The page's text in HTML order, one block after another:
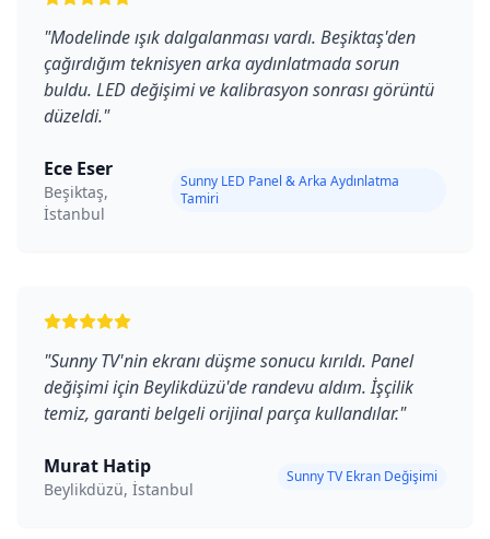
"Modelinde ışık dalgalanması vardı. Beşiktaş'den
çağırdığım teknisyen arka aydınlatmada sorun
buldu. LED değişimi ve kalibrasyon sonrası görüntü
düzeldi."
Ece Eser
Beşiktaş,
İstanbul
Sunny LED Panel & Arka Aydınlatma
Tamiri
"Sunny TV'nin ekranı düşme sonucu kırıldı. Panel
değişimi için Beylikdüzü'de randevu aldım. İşçilik
temiz, garanti belgeli orijinal parça kullandılar."
Murat Hatip
Beylikdüzü, İstanbul
Sunny TV Ekran Değişimi